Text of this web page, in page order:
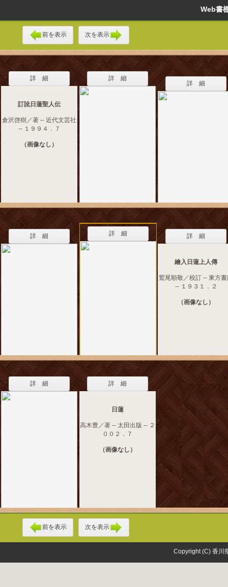
Web
前を表示 次を表示
詳 細
訂訛日蓮聖人伝
倉沢啓樹／著 -- 近代文芸社
-- １９９４．７
（画像なし）
詳 細
詳 細
詳 細 詳 細 詳 細
繪入日蓮上人傳
鷲尾順敬／校訂 -- 東方
-- １９３１．２
（画像なし）
詳 細 詳 細
日蓮
高木豊／著 -- 太田出版 -- ２
００２．７
（画像なし）
前を表示 次を表示
Copyright (C) 香川